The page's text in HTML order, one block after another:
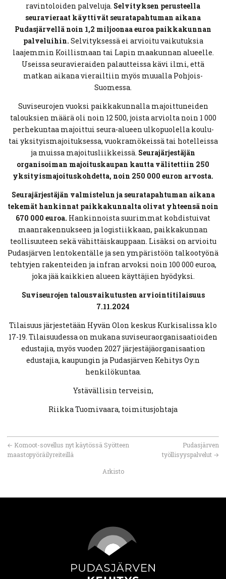
ravintoloiden palveluja. Selvityksen perusteella
seuravieraat käyttivät seuratapahtuman aikana
Pudasjärvellä noin 1,2 miljoonaa euroa paikkakunnan
palveluihin. Selvityksessä ei arvioitu vaikutuksia
laajemmin Koillismaan tai Lapin maakunnan alueelle.
Useissa seuravieraiden palautteissa kävi ilmi, että
matkan aikana vierailtiin myös muualla Pohjois-
Suomessa.
Suviseurojen vuoksi paikkakunnalla majoittuneiden
talouksien määrä oli noin 12 500, joista arviolta noin 1 000
perhekuntaa majoittui seura-alueen ulkopuolella koulu-
tai yksityismajoituksessa, vuokramökeissä tai hotelleissa
ja muissa majoitusliikkeissä. Seurajärjestäjän
organisoiman majoituskaupan kautta välitettiin 250
yksityismajoituskohdetta, noin 250 000 euron arvosta.
Seurajärjestäjän valmistelun ja seuratapahtuman aikana
tekemät hankinnat paikkakunnalta olivat yhteensä noin
670 000 euroa. Hankinnoista suurimmat kohdistuivat
maanrakennukseen ja logistiikkaan, paikkakunnan
teollisuuteen sekä vähittäiskauppaan. Lisäksi on arvioitu
Pudasjärven lentokentälle ja sen ympäristöön talkootyönä
tehtyjen rakenteiden ja infran arvoksi noin 100 000 euroa,
joka jää kaikkien alueen käyttäjien hyödyksi.
Suviseurojen talousvaikutusten arviointitilaisuus
7.11.2024
Tilaisuus järjestetään Hyvän Olon keskus Kurkisalissa klo
17-19. Tilaisuudessa on mukana suviseuraorganisaatioiden
edustajia, myös vuoden 2027 järjestäjäorganisaation
edustajia, kaupungin ja Pudasjärven Kehitys Oy:n
henkilökuntaa.
Ystävällisin terveisin,
Riikka Tuomivaara, toimitusjohtaja
← Komoot-sovellus nyt käytössä Syötteen
maastopyöräilyreiteillä
Pudasjärven
työllisyyspalvelut →
Arkisto